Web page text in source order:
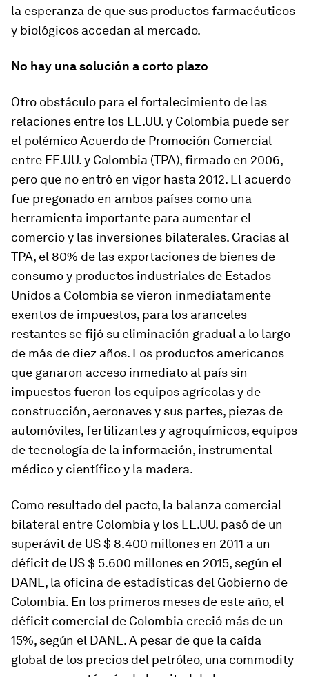
la esperanza de que sus productos farmacéuticos
y biológicos accedan al mercado.
No hay una solución a corto plazo
Otro obstáculo para el fortalecimiento de las
relaciones entre los EE.UU. y Colombia puede ser
el polémico Acuerdo de Promoción Comercial
entre EE.UU. y Colombia (TPA), firmado en 2006,
pero que no entró en vigor hasta 2012. El acuerdo
fue pregonado en ambos países como una
herramienta importante para aumentar el
comercio y las inversiones bilaterales. Gracias al
TPA, el 80% de las exportaciones de bienes de
consumo y productos industriales de Estados
Unidos a Colombia se vieron inmediatamente
exentos de impuestos, para los aranceles
restantes se fijó su eliminación gradual a lo largo
de más de diez años. Los productos americanos
que ganaron acceso inmediato al país sin
impuestos fueron los equipos agrícolas y de
construcción, aeronaves y sus partes, piezas de
automóviles, fertilizantes y agroquímicos, equipos
de tecnología de la información, instrumental
médico y científico y la madera.
Como resultado del pacto, la balanza comercial
bilateral entre Colombia y los EE.UU. pasó de un
superávit de US $ 8.400 millones en 2011 a un
déficit de US $ 5.600 millones en 2015, según el
DANE, la oficina de estadísticas del Gobierno de
Colombia. En los primeros meses de este año, el
déficit comercial de Colombia creció más de un
15%, según el DANE. A pesar de que la caída
global de los precios del petróleo, una commodity